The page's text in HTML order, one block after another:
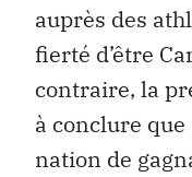
auprès des
fierté d’être
contraire, la
à conclure
nation de